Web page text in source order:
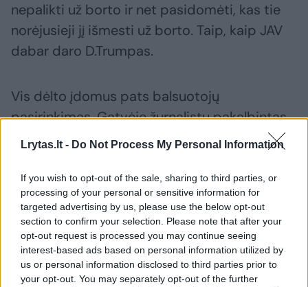
Lrytas.lt - Do Not Process My Personal Information
If you wish to opt-out of the sale, sharing to third parties, or
processing of your personal or sensitive information for
targeted advertising by us, please use the below opt-out
section to confirm your selection. Please note that after your
opt-out request is processed you may continue seeing
interest-based ads based on personal information utilized by
us or personal information disclosed to third parties prior to
your opt-out. You may separately opt-out of the further
nepalikti už borto ir net pasidomėti, kas tie
norėjusieji jį išmesti už borto. Taip, kaip JAV
dabar daro D.Trumpas.
Vis dėlto įdomus pats balsuotojų
pasirinkimas. Gatvėje žurnalistų pakalbintas
rumunas taip komentavo: „Nemaža dalis
Sąjungos.“ Ar laimėjęs rinkimus G.Simionas
taps Vengrijos ar Slovakijos vadovų
palaikytoju ir pritarėju, neaišku, bet ir tikslo
nepasiekus euroskeptikai niekur nedings. Jų
vis daugės, ir ne tik Rumunijoje.